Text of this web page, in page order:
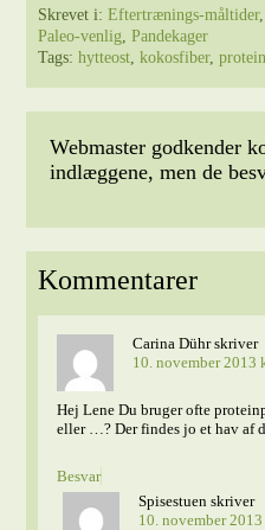
Skrevet i:Eftertrænings-måltider
Paleo-venlig,Pandekager
Tags:hytteost,kokosfiber,
Webmaster godkender
indlæggene, men de
Kommentarer
Carina Dühr skriver
10. november 2013
Hej Lene Du bruger ofte
eller …? Der findes jo et hav af
Besvar
Spisestuen skriver
10. november